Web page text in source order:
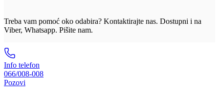
Treba vam pomoć oko odabira? Kontaktirajte nas. Dostupni i na
Viber, Whatsapp. Pišite nam.
Info telefon
066/008-008
Pozovi